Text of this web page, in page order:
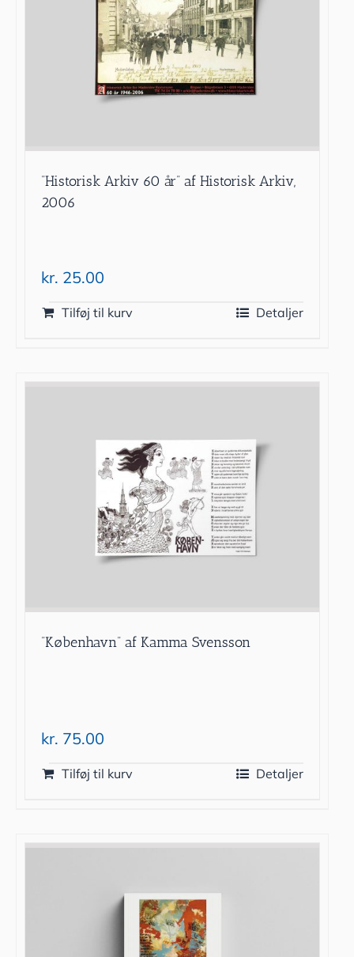
”Historisk Arkiv 60 år” af Historisk Arkiv,
2006
kr. 25.00
Tilføj til kurv Detaljer
”København” af Kamma Svensson
kr. 75.00
Tilføj til kurv Detaljer